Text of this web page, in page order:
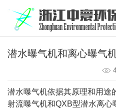
潜水曝气机和离心曝气
潜水曝气机依据其原理和用途
射流曝气机和QXB型潜水离心